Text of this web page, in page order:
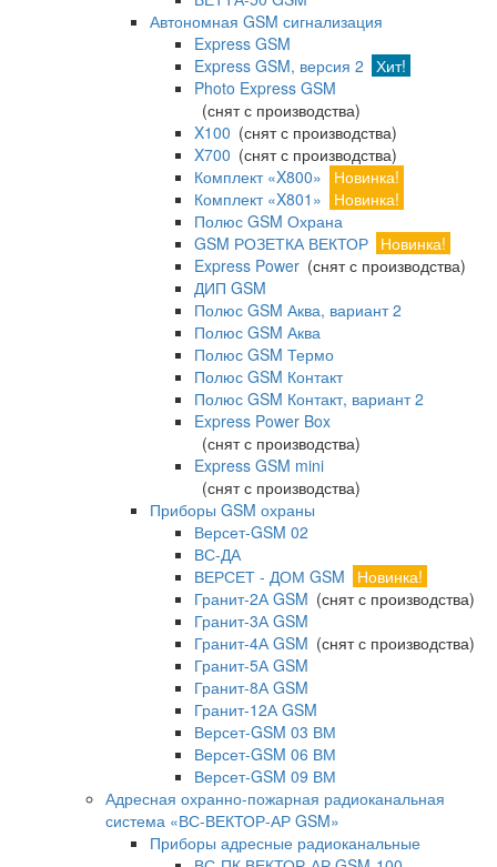
Автономная GSM сигнализация
Express GSM
Express GSM, версия 2 Хит!
Photo Express GSM
(снят с производства)
X100 (снят с производства)
X700 (снят с производства)
Комплект «X800»
Новинка!
Комплект «X801»
Новинка!
Полюс GSM Охрана
GSM РОЗЕТКА ВЕКТОР Новинка!
Express Power (снят с производства)
ДИП GSM
Полюс GSM Аква, вариант 2
Полюс GSM Аква
Полюс GSM Термо
Полюс GSM Контакт
Полюс GSM Контакт, вариант 2
Express Power Box
(снят с производства)
Express GSM mini
(снят с производства)
Приборы GSM охраны
Версет-GSM 02
ВС-ДА
ВЕРСЕТ - ДОМ GSM
Новинка!
Гранит-2А GSM (снят с производства)
Гранит-3А GSM
Гранит-4А GSM (снят с производства)
Гранит-5А GSM
Гранит-8А GSM
Гранит-12А GSM
Версет-GSM 03 ВМ
Версет-GSM 06 ВМ
Версет-GSM 09 ВМ
Адресная охранно-пожарная радиоканальная
система «ВС-ВЕКТОР-АР GSM»
Приборы адресные радиоканальные